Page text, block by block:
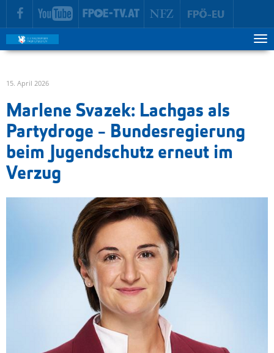
zur Hauptnavigation springen
zum Inhalt springen
15. April 2026
Marlene Svazek: Lachgas als
Partydroge - Bundesregierung
beim Jugendschutz erneut im
Verzug